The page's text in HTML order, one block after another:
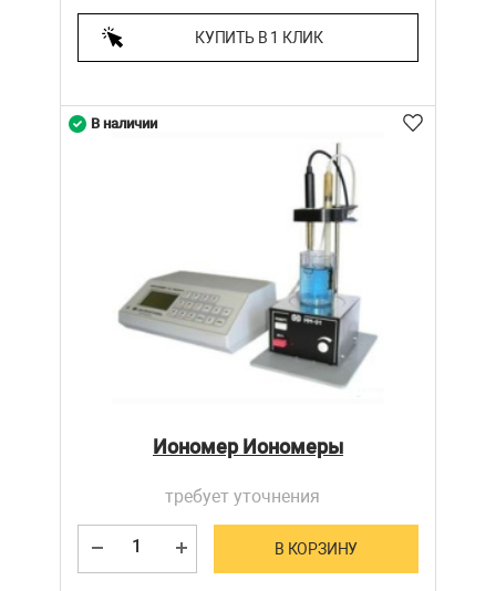
КУПИТЬ В 1 КЛИК
Иономер Иономеры
требует уточнения
В КОРЗИНУ
В наличии